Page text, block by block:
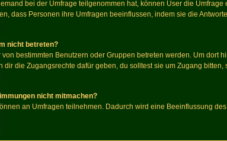
bei der Umfrage teilgenommen hat, können User die
dass Personen ihre Umfragen beeinflussen, indem sie die
nicht betreten?
von bestimmten Benutzern oder Gruppen betreten werden. Um
dir die Zugangsrechte dafür geben, du solltest sie um Zugang
nicht mitmachen?
an Umfragen teilnehmen. Dadurch wird eine Beeinflussung